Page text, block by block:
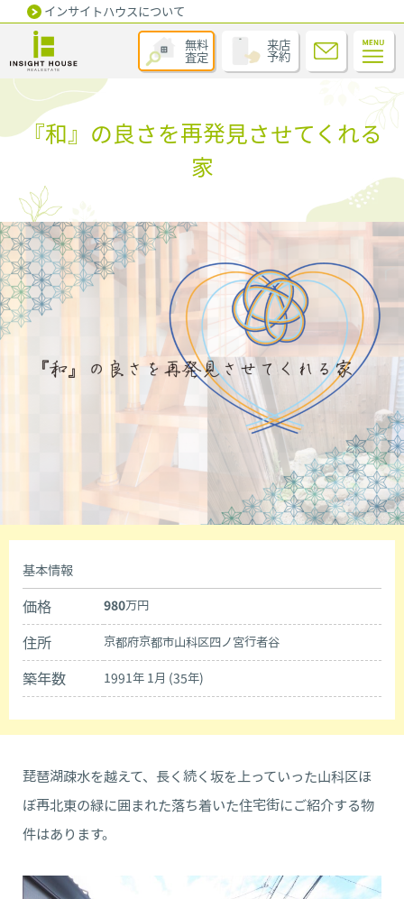
無料
査定
来店
予約
インサイトハウスについて
『和』の良さを再発見させてくれる
家
基本情報
価格 980万円
住所 京都府京都市山科区四ノ宮行者谷
築年数 1991年 1月 (35年)
琵琶湖疎水を越えて、長く続く坂を上っていった山科区ほ
ぼ再北東の緑に囲まれた落ち着いた住宅街にご紹介する物
件はあります。